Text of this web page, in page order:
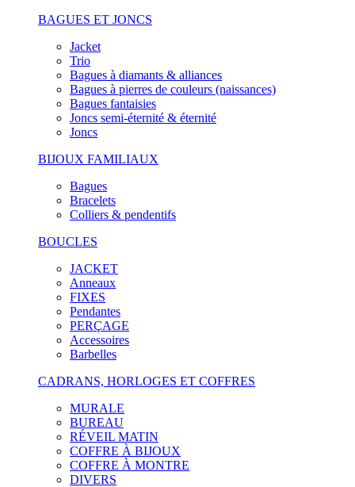
BAGUES ET JONCS
Jacket
Trio
Bagues à diamants & alliances
Bagues à pierres de couleurs (naissances)
Bagues fantaisies
Joncs semi-éternité & éternité
Joncs
BIJOUX FAMILIAUX
Bagues
Bracelets
Colliers & pendentifs
BOUCLES
JACKET
Anneaux
FIXES
Pendantes
PERÇAGE
Accessoires
Barbelles
CADRANS, HORLOGES ET COFFRES
MURALE
BUREAU
RÉVEIL MATIN
COFFRE À BIJOUX
COFFRE À MONTRE
DIVERS